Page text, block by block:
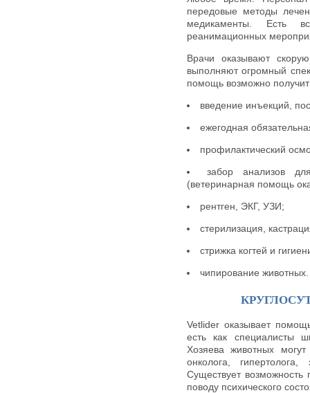
передовые методы
медикаменты. Есть
реанимационных
Врачи оказывают
выполняют огромный
помощь возможно
введение инъекций,
ежегодная
профилактический
забор анализов
(ветеринарная помощь
рентген, ЭКГ, УЗИ;
стерилизация,
стрижка когтей и
чипирование животных.
Vetlider оказывает
есть как специалисты
Хозяева животных могут
онколога,
Существует возможность
поводу психического